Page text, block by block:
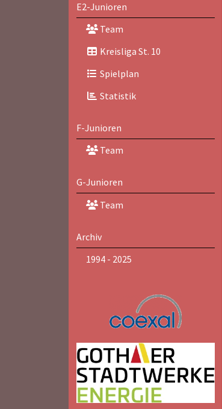
E2-Junioren
Team
Kreisliga St. 10
Spielplan
Statistik
F-Junioren
Team
G-Junioren
Team
Archiv
1994 - 2025